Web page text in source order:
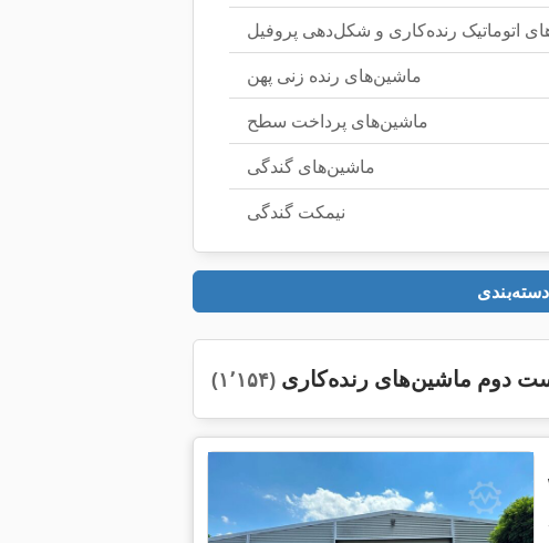
اتوماتیک رنده‌کاری و شکل‌دهی پروفیل
ماشین‌های رنده زنی پهن
ماشین‌های پرداخت سطح
ماشین‌های گندگی
نیمکت گندگی
دوم ماشین‌های رنده‌کاری (۱٬۱۵۴)